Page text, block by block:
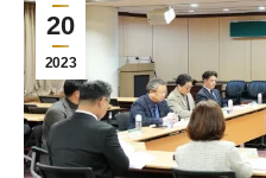
20
2023